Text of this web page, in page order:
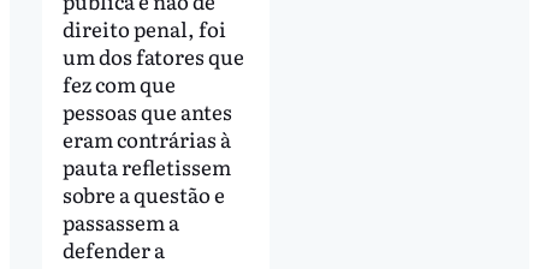
direito penal, foi
um dos fatores que
fez com que
pessoas que antes
eram contrárias à
pauta refletissem
sobre a questão e
passassem a
defender a